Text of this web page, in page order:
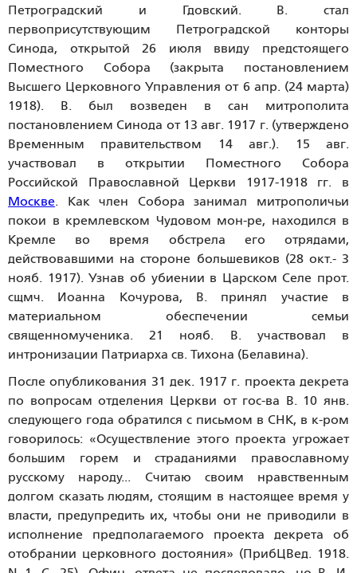
Петроградский и Гдовский. В. стал
первоприсутствующим Петроградской конторы
Синода, открытой 26 июля ввиду предстоящего
Поместного Собора (закрыта постановлением
Высшего Церковного Управления от 6 апр. (24 марта)
1918). В. был возведен в сан митрополита
постановлением Синода от 13 авг. 1917 г. (утверждено
Временным правительством 14 авг.). 15 авг.
участвовал в открытии Поместного Собора
Российской Православной Церкви 1917-1918 гг. в
Москве. Как член Собора занимал митрополичьи
покои в кремлевском Чудовом мон-ре, находился в
Кремле во время обстрела его отрядами,
действовавшими на стороне большевиков (28 окт.- 3
нояб. 1917). Узнав об убиении в Царском Селе прот.
сщмч. Иоанна Кочурова, В. принял участие в
материальном обеспечении семьи
священномученика. 21 нояб. В. участвовал в
интронизации Патриарха св. Тихона (Белавина).
После опубликования 31 дек. 1917 г. проекта декрета
по вопросам отделения Церкви от гос-ва В. 10 янв.
следующего года обратился с письмом в СНК, в к-ром
говорилось: «Осуществление этого проекта угрожает
большим горем и страданиями православному
русскому народу... Считаю своим нравственным
долгом сказать людям, стоящим в настоящее время у
власти, предупредить их, чтобы они не приводили в
исполнение предполагаемого проекта декрета об
отобрании церковного достояния» (ПрибЦВед. 1918.